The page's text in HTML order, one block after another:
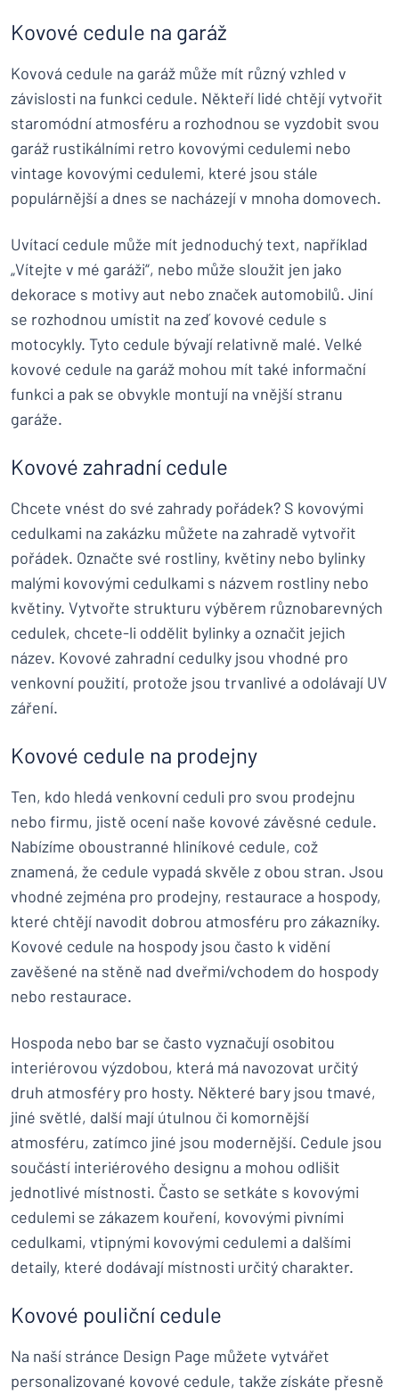
Kovové cedule na garáž
Kovová cedule na garáž může mít různý vzhled v
závislosti na funkci cedule. Někteří lidé chtějí vytvořit
staromódní atmosféru a rozhodnou se vyzdobit svou
garáž rustikálními retro kovovými cedulemi nebo
vintage kovovými cedulemi, které jsou stále
populárnější a dnes se nacházejí v mnoha domovech.
Uvítací cedule může mít jednoduchý text, například
„Vítejte v mé garáži“, nebo může sloužit jen jako
dekorace s motivy aut nebo značek automobilů. Jiní
se rozhodnou umístit na zeď kovové cedule s
motocykly. Tyto cedule bývají relativně malé. Velké
kovové cedule na garáž mohou mít také informační
funkci a pak se obvykle montují na vnější stranu
garáže.
Kovové zahradní cedule
Chcete vnést do své zahrady pořádek? S kovovými
cedulkami na zakázku můžete na zahradě vytvořit
pořádek. Označte své rostliny, květiny nebo bylinky
malými kovovými cedulkami s názvem rostliny nebo
květiny. Vytvořte strukturu výběrem různobarevných
cedulek, chcete-li oddělit bylinky a označit jejich
název. Kovové zahradní cedulky jsou vhodné pro
venkovní použití, protože jsou trvanlivé a odolávají UV
záření.
Kovové cedule na prodejny
Ten, kdo hledá venkovní ceduli pro svou prodejnu
nebo firmu, jistě ocení naše kovové závěsné cedule.
Nabízíme oboustranné hliníkové cedule, což
znamená, že cedule vypadá skvěle z obou stran. Jsou
vhodné zejména pro prodejny, restaurace a hospody,
které chtějí navodit dobrou atmosféru pro zákazníky.
Kovové cedule na hospody jsou často k vidění
zavěšené na stěně nad dveřmi/vchodem do hospody
nebo restaurace.
Hospoda nebo bar se často vyznačují osobitou
interiérovou výzdobou, která má navozovat určitý
druh atmosféry pro hosty. Některé bary jsou tmavé,
jiné světlé, další mají útulnou či komornější
atmosféru, zatímco jiné jsou modernější. Cedule jsou
součástí interiérového designu a mohou odlišit
jednotlivé místnosti. Často se setkáte s kovovými
cedulemi se zákazem kouření, kovovými pivními
cedulkami, vtipnými kovovými cedulemi a dalšími
detaily, které dodávají místnosti určitý charakter.
Kovové pouliční cedule
Na naší stránce Design Page můžete vytvářet
personalizované kovové cedule, takže získáte přesně